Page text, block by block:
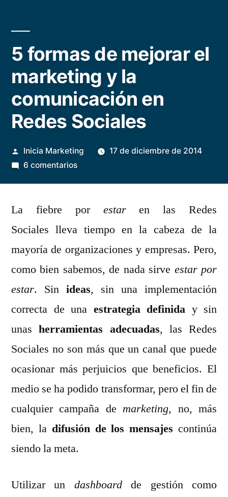
5 formas de mejorar el
marketing y la
comunicación en
Redes Sociales
Publicado
por
Inicia Marketing
17 de diciembre de 2014
6 comentariosen
de
el
marketing
comunicación
en
La fiebre por estaren las Redes
Sociales lleva tiempo en la cabeza de la
mayoría de organizaciones y empresas. Pero,
como bien sabemos, de nada sirve estar por
estar. Sin ideas, sin una implementación
correcta de una estrategia definida y sin
unasherramientas adecuadas, las Redes
Sociales no son más que un canal que puede
ocasionar más perjuicios que beneficios. El
medio se ha podido transformar, pero el fin de
cualquier campaña demarketing, no, más
bien, la difusión de los mensajes continúa
siendo la meta.
Utilizar un dashboardde gestión como